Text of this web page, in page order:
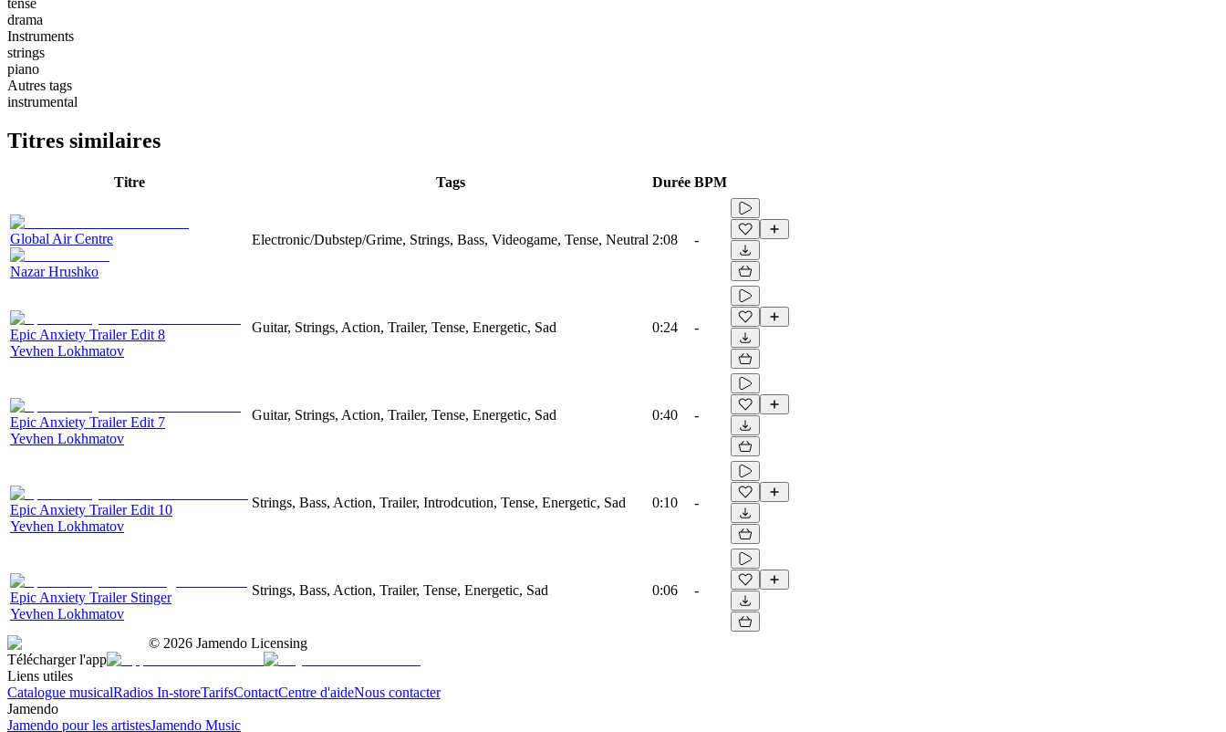
drama
Instruments
strings
piano
Autres tags
instrumental
Titres similaires
Titre Tags Durée BPM
Global Air Centre
Nazar Hrushko
Electronic/Dubstep/Grime, Strings, Bass, Videogame, Tense, Neutral 2:08 -
Epic Anxiety Trailer Edit 8
Yevhen Lokhmatov
Guitar, Strings, Action, Trailer, Tense, Energetic, Sad 0:24 -
Epic Anxiety Trailer Edit 7
Yevhen Lokhmatov
Guitar, Strings, Action, Trailer, Tense, Energetic, Sad 0:40 -
Epic Anxiety Trailer Edit 10
Yevhen Lokhmatov
Strings, Bass, Action, Trailer, Introdcution, Tense, Energetic, Sad 0:10 -
Epic Anxiety Trailer Stinger
Yevhen Lokhmatov
Strings, Bass, Action, Trailer, Tense, Energetic, Sad 0:06 -
© 2026 Jamendo Licensing
Télécharger l'app
Liens utiles
Catalogue musicalRadios In-storeTarifsContactCentre d'aideNous contacter
Jamendo
Jamendo pour les artistesJamendo Music